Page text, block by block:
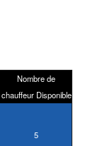
Nombre de
chauffeur Disponible
5